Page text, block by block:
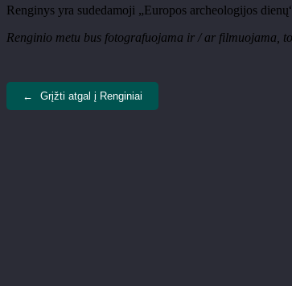
Renginys yra sudedamoji „Europos archeologijos
Renginio metu bus fotografuojama ir / ar filmuojama,
← Grįžti atgal į Renginiai